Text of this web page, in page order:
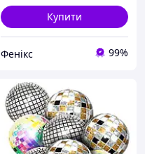
Купити
Фенікс 99%